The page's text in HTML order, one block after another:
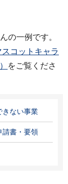
の一例です。
コットキャラ
をご覧くださ
ない事業
書・要領